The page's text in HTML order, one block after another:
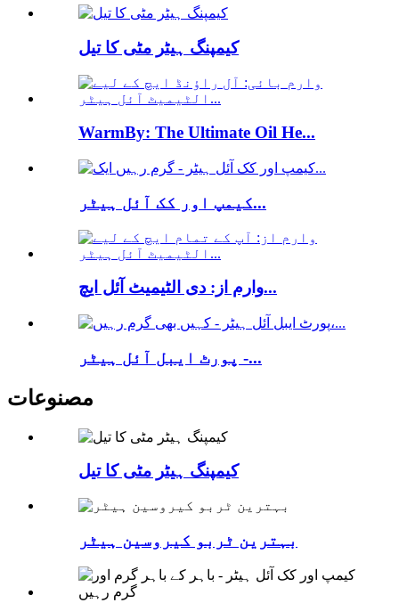
کیمپنگ ہیٹر مٹی کا تیل
WarmBy: The Ultimate Oil He...
کیمپ اور کک آئل ہیٹر...
وارم از: دی الٹیمیٹ آئل ایچ...
پورٹ ایبل آئل ہیٹر -...
مصنوعات
کیمپنگ ہیٹر مٹی کا تیل
بہترین ٹربو کیروسین ہیٹر